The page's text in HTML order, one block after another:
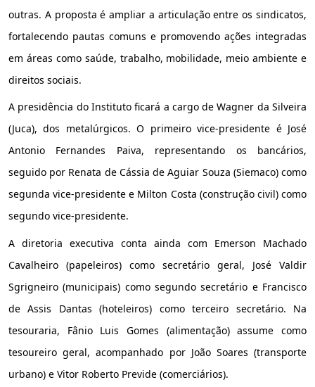
outras. A proposta é ampliar a articulação entre os sindicatos,
fortalecendo pautas comuns e promovendo ações integradas
em áreas como saúde, trabalho, mobilidade, meio ambiente e
direitos sociais.
A presidência do Instituto ficará a cargo de Wagner da Silveira
(Juca), dos metalúrgicos. O primeiro vice-presidente é José
Antonio Fernandes Paiva, representando os bancários,
seguido por Renata de Cássia de Aguiar Souza (Siemaco) como
segunda vice-presidente e Milton Costa (construção civil) como
segundo vice-presidente.
A diretoria executiva conta ainda com Emerson Machado
Cavalheiro (papeleiros) como secretário geral, José Valdir
Sgrigneiro (municipais) como segundo secretário e Francisco
de Assis Dantas (hoteleiros) como terceiro secretário. Na
tesouraria, Fânio Luis Gomes (alimentação) assume como
tesoureiro geral, acompanhado por João Soares (transporte
urbano) e Vitor Roberto Previde (comerciários).